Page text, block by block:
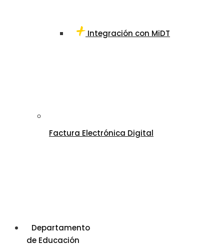
Integración con MiDT
Factura Electrónica Digital
Departamento
de Educación